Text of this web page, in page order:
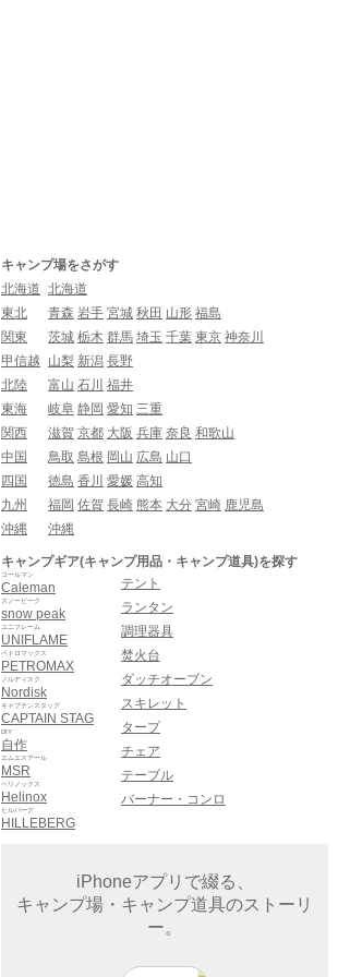
キャンプ場をさがす
北海道 北海道
東北
青森 岩手 宮城 秋田 山形 福島
関東
茨城 栃木 群馬 埼玉 千葉 東京 神奈川
甲信越
山梨 新潟 長野
北陸
富山 石川 福井
東海
岐阜 静岡 愛知 三重
関西
滋賀 京都 大阪 兵庫 奈良 和歌山
中国
鳥取 島根 岡山 広島 山口
四国
徳島 香川 愛媛 高知
九州
福岡 佐賀 長崎 熊本 大分 宮崎 鹿児島
沖縄
沖縄
キャンプギア(キャンプ用品・キャンプ道具)を探す
Caleman
コールマン
snow peak
スノーピーク
UNIFLAME
ユニフレーム
PETROMAX
ペトロマックス
Nordisk
ノルディスク
CAPTAIN STAG
キャプテンスタッグ
自作
DIY
MSR
エムエスアール
Helinox
ヘリノックス
HILLEBERG
ヒルバーグ
テント
ランタン
調理器具
焚火台
ダッチオーブン
スキレット
タープ
チェア
テーブル
バーナー・コンロ
iPhoneアプリで綴る、
キャンプ場・キャンプ道具のストーリ
ー。